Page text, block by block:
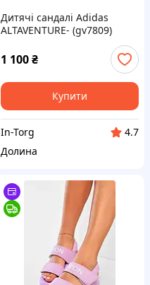
Дитячі сандалі Adidas
ALTAVENTURE- (gv7809)
1 100₴
Купити
In-Torg
4.7
Долина